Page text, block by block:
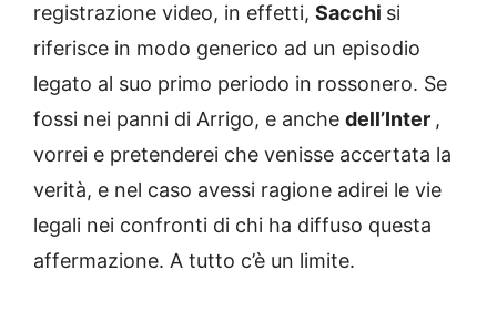
registrazione video, in effetti, Sacchi si
riferisce in modo generico ad un episodio
legato al suo primo periodo in rossonero. Se
fossi nei panni di Arrigo, e anche dell’Inter ,
vorrei e pretenderei che venisse accertata la
verità, e nel caso avessi ragione adirei le vie
legali nei confronti di chi ha diffuso questa
affermazione. A tutto c’è un limite.